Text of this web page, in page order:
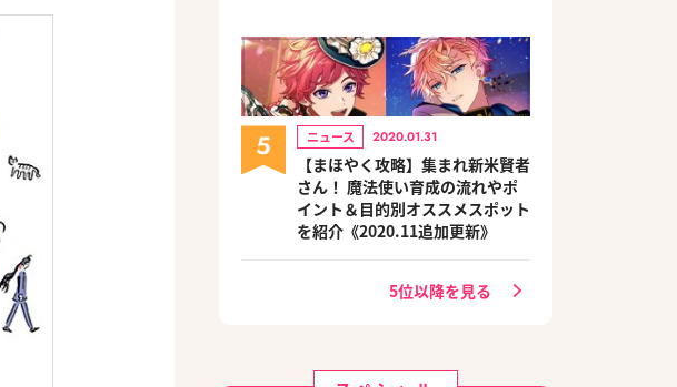
5 ニュース 2020.01.31
【まほやく攻略】集まれ新米賢者
さん！ 魔法使い育成の流れやポ
イント＆目的別オススメスポット
を紹介《2020.11追加更新》
5位以降を見る